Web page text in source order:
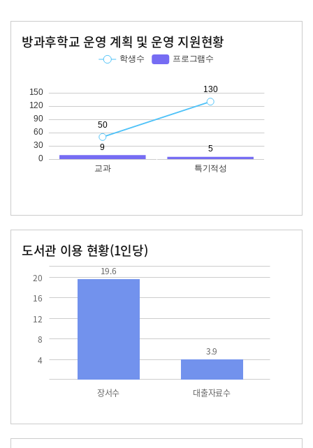
방과후학교 운영 계획 및 운영 지원현황
도서관 이용 현황(1인당)
4
8
12
16
20
장서수 대출자료수
19.6
3.9